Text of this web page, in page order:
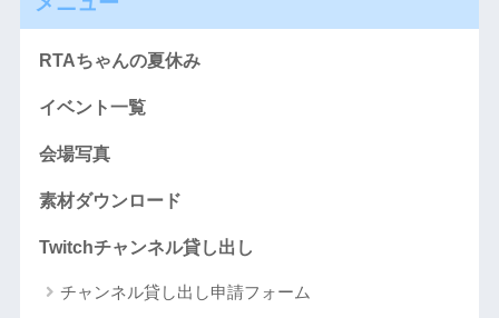
RTAちゃんの夏休み
イベント一覧
会場写真
素材ダウンロード
Twitchチャンネル貸し出し
チャンネル貸し出し申請フォーム